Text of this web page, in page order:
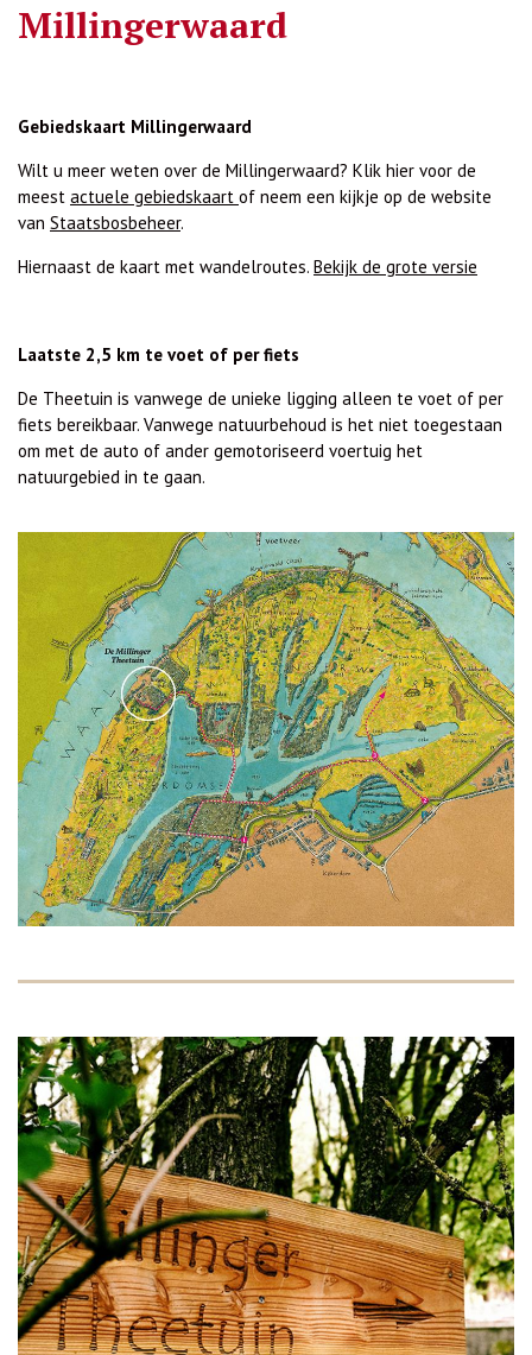
Millingerwaard
Gebiedskaart Millingerwaard
Wilt u meer weten over de Millingerwaard? Klik hier voor de
meest actuele gebiedskaart of neem een kijkje op de website
van Staatsbosbeheer.
Hiernaast de kaart met wandelroutes. Bekijk de grote versie
Laatste 2,5 km te voet of per fiets
De Theetuin is vanwege de unieke ligging alleen te voet of per
fiets bereikbaar. Vanwege natuurbehoud is het niet toegestaan
om met de auto of ander gemotoriseerd voertuig het
natuurgebied in te gaan.